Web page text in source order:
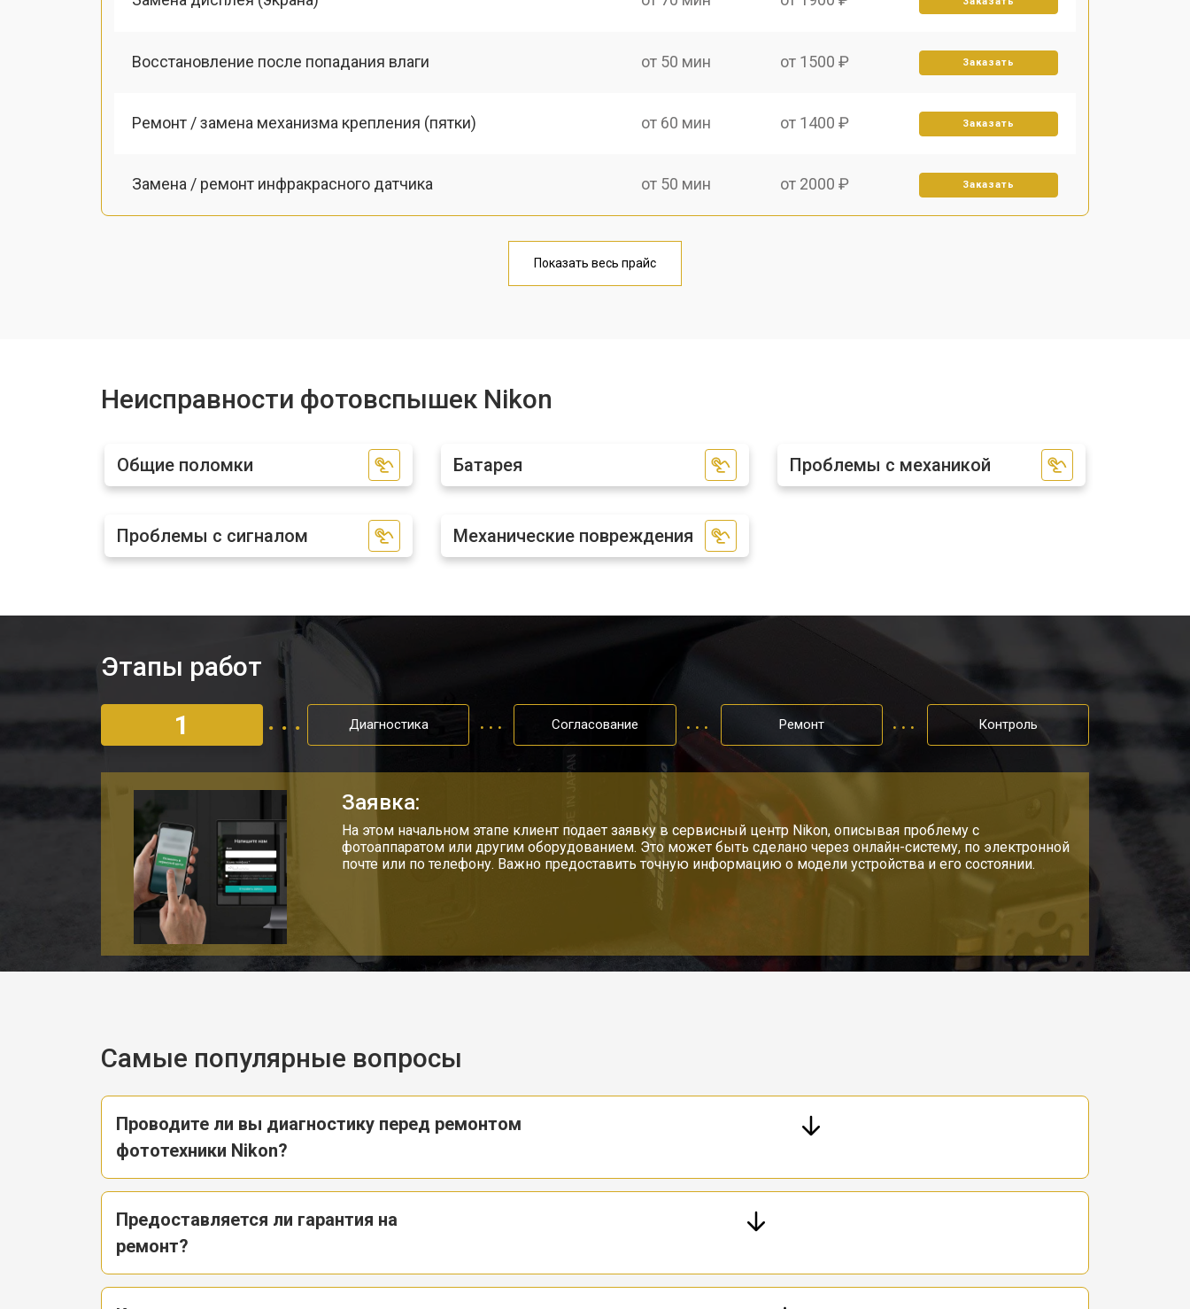
Восстановление после попадания влаги от 50 мин от 1500 ₽ Заказать
Ремонт / замена механизма крепления (пятки) от 60 мин от 1400 ₽ Заказать
Замена / ремонт инфракрасного датчика от 50 мин от 2000 ₽ Заказать
от 70 мин
Показать весь прайс
Неисправности фотовспышек Nikon
Общие поломки Батарея Проблемы с механикой
Проблемы с сигналом Механические повреждения
Этапы работ
1
Диагностика Согласование Ремонт Контроль
Заявка:
На этом начальном этапе клиент подает заявку в сервисный центр Nikon, описывая проблему с
фотоаппаратом или другим оборудованием. Это может быть сделано через онлайн-систему, по электронной
почте или по телефону. Важно предоставить точную информацию о модели устройства и его состоянии.
Самые популярные вопросы
Проводите ли вы диагностику перед ремонтом
фототехники Nikon?
Предоставляется ли гарантия на
ремонт?